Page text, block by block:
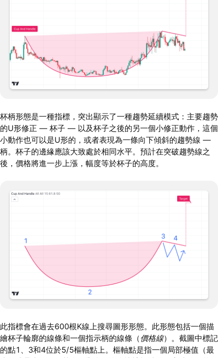
杯柄形態是一種指標，突出顯示了一種趨勢延續模式：主要趨勢
的U形修正 — 杯子 — 以及杯子之後的另一個小修正動作，這個
小動作也可以是U形的，或者表現為一條向下傾斜的趨勢線 —
柄。杯子的邊緣應該大致處於相同水平。預計在突破趨勢線之
後，價格將進一步上漲，幅度等於杯子的高度。
此指標會在過去600根K線上搜尋圖形形態。此形態包括一個描
繪杯子輪廓的線條和一個指示柄的線條（價格線）。截圖中標記
的點1、3和4位於5/5樞軸點上。樞軸點是指一個局部極值（最